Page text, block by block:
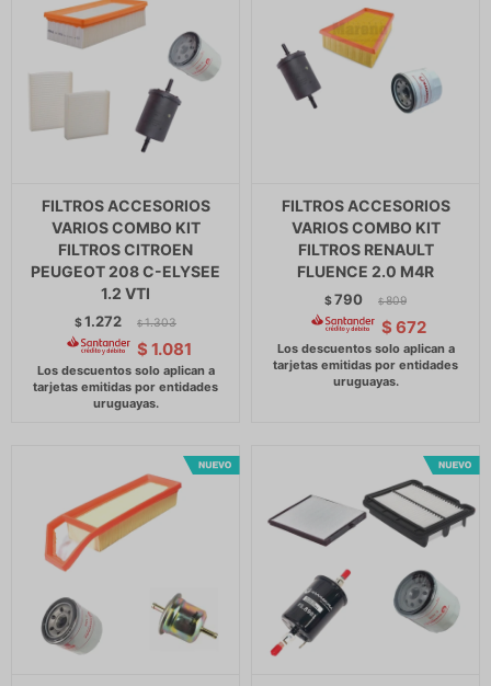
FILTROS ACCESORIOS
VARIOS COMBO KIT
FILTROS CITROEN
PEUGEOT 208 C-ELYSEE
1.2 VTI
$1.272 $ 1.303
$ 1.081
FILTROS ACCESORIOS
VARIOS COMBO KIT
FILTROS RENAULT
FLUENCE 2.0 M4R
$790 $ 809
$ 672